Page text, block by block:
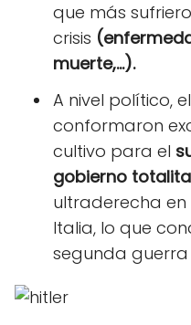
que más
crisis
muerte,...).
A nivel político,
conformaron
cultivo para el
gobierno
ultraderecha en
Italia, lo que
segunda guerra